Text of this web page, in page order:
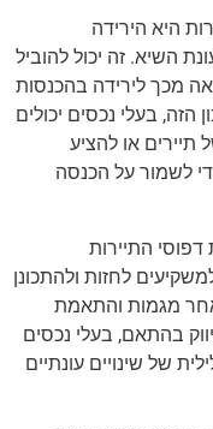
היא הירידה
השיא. זה יכול להוביל
מכך לירידה בהכנסות
בעלי נכסים יכולים
תיירים או להציע
לשמור על הכנסה
דפוסי התיירות
לחזות ולהתכונן
אחר מגמות והתאמת
בהתאם, בעלי נכסים
של שינויים עונתיים